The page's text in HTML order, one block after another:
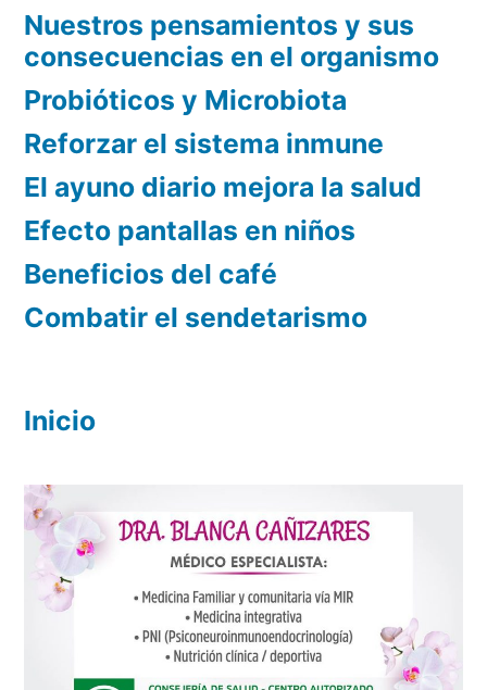
Nuestros pensamientos y sus
consecuencias en el organismo
Probióticos y Microbiota
Reforzar el sistema inmune
El ayuno diario mejora la salud
Efecto pantallas en niños
Beneficios del café
Combatir el sendetarismo
Inicio